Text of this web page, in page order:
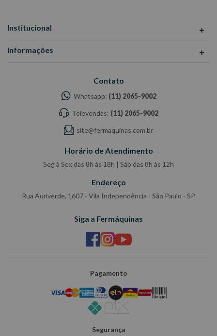
Institucional
Informações
Contato
Whatsapp: (11) 2065-9002
Televendas: (11) 2065-9002
site@fermaquinas.com.br
Horário de Atendimento
Seg à Sex das 8h às 18h | Sáb das 8h às 12h
Endereço
Rua Auriverde, 1607 - Vila Independência - São Paulo - SP
Siga a Fermáquinas
Pagamento
Segurança